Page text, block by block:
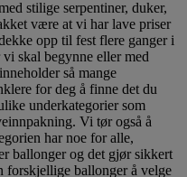
stilige serpentiner, duker,
være at vi har lave priser
opp til fest flere ganger i
skal begynne eller med
så mange
for deg å finne det du
underkategorier som
Vi tør også å
har noe for alle,
ballonger og det gjør sikkert
forskjellige ballonger å velge